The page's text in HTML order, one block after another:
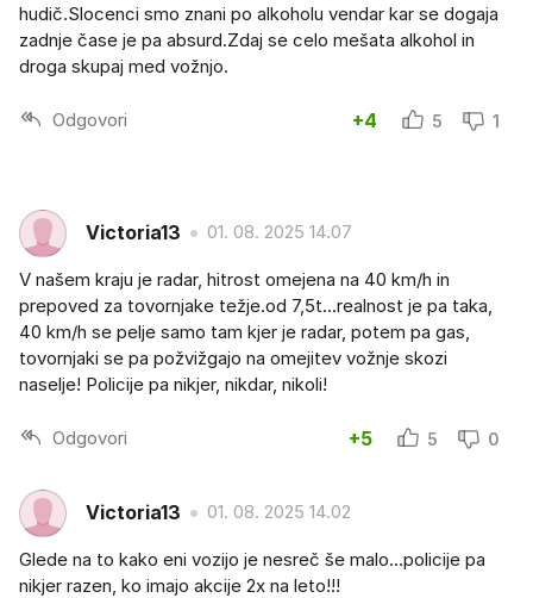
hudič.Slocenci smo znani po alkoholu vendar kar se dogaja
zadnje čase je pa absurd.Zdaj se celo mešata alkohol in
droga skupaj med vožnjo.
Odgovori +4 5 1
Victoria13 01. 08. 2025 14.07
V našem kraju je radar, hitrost omejena na 40 km/h in
prepoved za tovornjake težje.od 7,5t...realnost je pa taka,
40 km/h se pelje samo tam kjer je radar, potem pa gas,
tovornjaki se pa požvižgajo na omejitev vožnje skozi
naselje! Policije pa nikjer, nikdar, nikoli!
Odgovori +5 5 0
Victoria13 01. 08. 2025 14.02
Glede na to kako eni vozijo je nesreč še malo...policije pa
nikjer razen, ko imajo akcije 2x na leto!!!